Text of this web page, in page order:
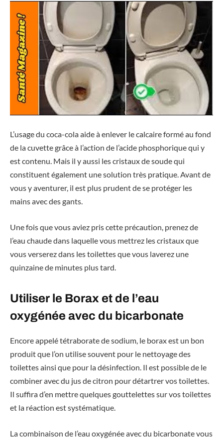
L’usage du coca-cola aide à enlever le calcaire formé au fond
de la cuvette grâce à l’action de l’acide phosphorique qui y
est contenu. Mais il y aussi les cristaux de soude qui
constituent également une solution très pratique. Avant de
vous y aventurer, il est plus prudent de se protéger les
mains avec des gants.
Une fois que vous aviez pris cette précaution, prenez de
l’eau chaude dans laquelle vous mettrez les cristaux que
vous verserez dans les toilettes que vous laverez une
quinzaine de minutes plus tard.
Utiliser le Borax et de l’eau
oxygénée avec du bicarbonate
Encore appelé tétraborate de sodium, le borax est un bon
produit que l’on utilise souvent pour le nettoyage des
toilettes ainsi que pour la désinfection. Il est possible de le
combiner avec du jus de citron pour détartrer vos toilettes.
Il suffira d’en mettre quelques gouttelettes sur vos toilettes
et la réaction est systématique.
La combinaison de l’eau oxygénée avec du bicarbonate vous